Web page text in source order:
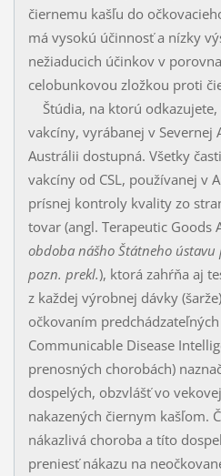
čiernemu kašľu do
má vysokú účinnosť a nízky
nežiaducich účinkov v
celobunkovou zložkou proti
Štúdia, na ktorú odkazujete,
vakcíny, vyrábanej v Severnej
Austrálii dostupná. Všetky
vakcíny od CSL, po­užívanej v
prísnej kontroly kvality zo
tovar (angl. Terapeutic Goods
obdoba nášho Štátneho
pozn. prekl.), ktorá zahŕňa aj
z každej výrobnej dávky
očkovaním
Communicable Disease
prenosných chorobách)
dospelých, obzvlášť vo
nakazených čiernym kašľom.
nákazlivá choroba a títo
preniesť nákazu na